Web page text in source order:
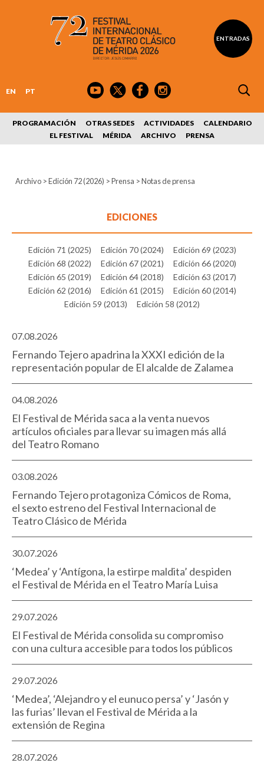
ENTRADAS
EN PT
PROGRAMACIÓN OTRAS SEDES ACTIVIDADES
CALENDARIO
EL FESTIVAL
MÉRIDA ARCHIVO PRENSA
Archivo > Edición 72 (2026) > Prensa >Notas de prensa
EDICIONES
Edición 71 (2025) Edición 70 (2024)
Edición 69 (2023)
Edición 68 (2022)
Edición 67 (2021)
Edición 66 (2020)
Edición 65 (2019)
Edición 64 (2018)
Edición 63 (2017)
Edición 62 (2016)
Edición 61 (2015)
Edición 60 (2014)
Edición 59 (2013)
Edición 58 (2012)
07.08.2026
Fernando Tejero apadrina la XXXI edición de la
representación popular de El alcalde de Zalamea
04.08.2026
El Festival de Mérida saca a la venta nuevos
artículos oficiales para llevar su imagen más allá
del Teatro Romano
03.08.2026
Fernando Tejero protagoniza Cómicos de Roma,
el sexto estreno del Festival Internacional de
Teatro Clásico de Mérida
30.07.2026
‘Medea’ y ‘Antígona, la estirpe maldita’ despiden
el Festival de Mérida en el Teatro María Luisa
29.07.2026
El Festival de Mérida consolida su compromiso
con una cultura accesible para todos los públicos
29.07.2026
‘Medea’, ‘Alejandro y el eunuco persa’ y ‘Jasón y
las furias’ llevan el Festival de Mérida a la
extensión de Regina
28.07.2026